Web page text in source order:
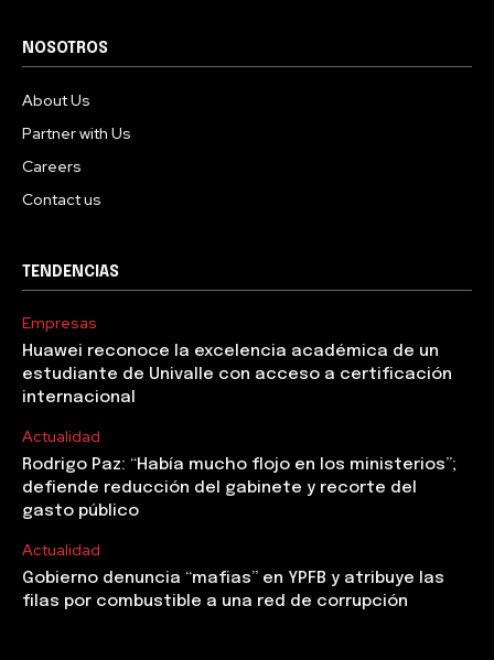
NOSOTROS
About Us
Partner with Us
Careers
Contact us
TENDENCIAS
Empresas
Huawei reconoce la excelencia académica de un
estudiante de Univalle con acceso a certificación
internacional
Actualidad
Rodrigo Paz: “Había mucho flojo en los ministerios”;
defiende reducción del gabinete y recorte del
gasto público
Actualidad
Gobierno denuncia “mafias” en YPFB y atribuye las
filas por combustible a una red de corrupción